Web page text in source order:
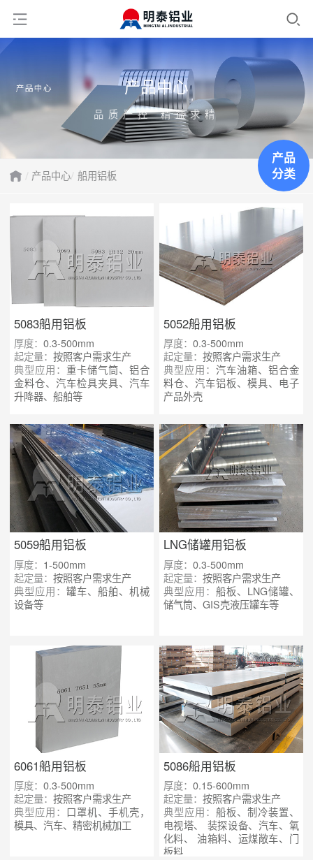
产品中心
品质严控 精益求精
产品中心 船用铝板
产品
分类
5083船用铝板
厚度：0.3-500mm
起定量：按照客户需求生产
典型应用： 重卡储气筒、铝合
金料仓、汽车检具夹具、汽车
升降器、船舶等
5052船用铝板
厚度： 0.3-500mm
起定量： 按照客户需求生产
典型应用： 汽车油箱、铝合金
料仓、汽车铝板、模具、电子
产品外壳
5059船用铝板
厚度： 1-500mm
起定量：按照客户需求生产
典型应用：罐车、船舶、机械
设备等
LNG储罐用铝板
厚度： 0.3-500mm
起定量： 按照客户需求生产
典型应用： 船板、LNG储罐、
储气筒、GIS壳液压罐车等
6061船用铝板
厚度：0.3-500mm
起定量：按照客户需求生产
典型应用： 口罩机、手机壳，
模具、汽车、精密机械加工
5086船用铝板
厚度： 0.15-600mm
起定量： 按照客户需求生产
典型应用： 船板、制冷装置、
电视塔、 装探设备、汽车、氧
化料、 油箱料、运煤敞车、门
板料